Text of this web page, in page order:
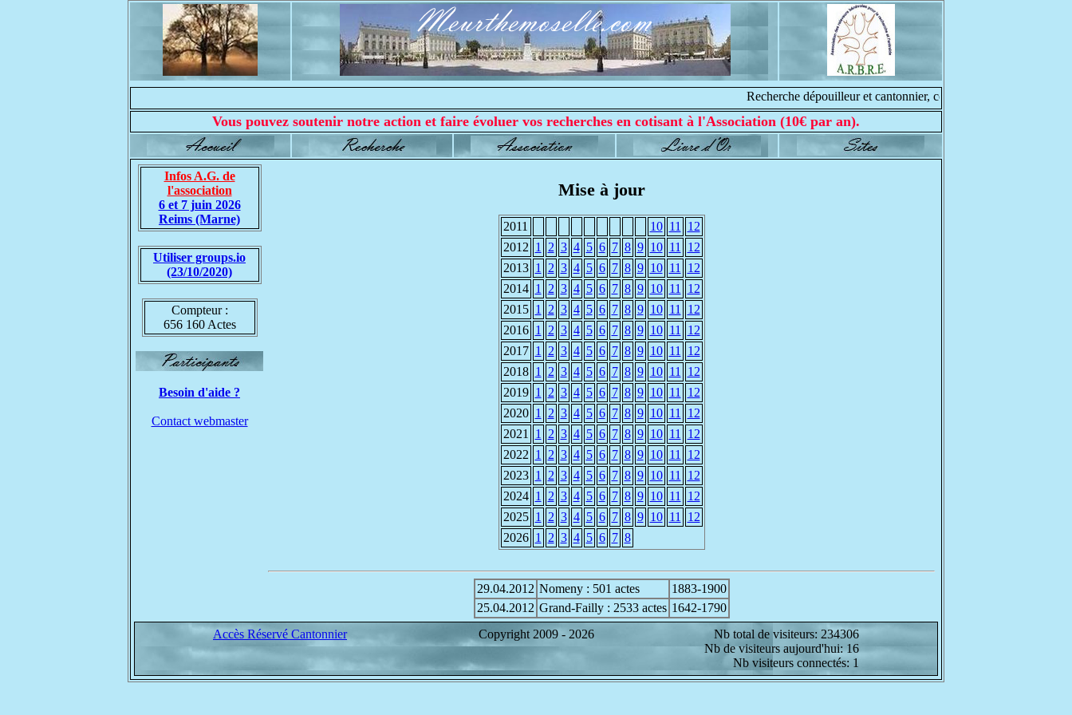
Recherche dépouilleur et cantonnier, contacter nous :
Vous pouvez soutenir notre action et faire évoluer vos recherches en cotisant à l'Association (10€ par an).
Infos A.G. de
l'association
6 et 7 juin 2026
Reims (Marne)
Utiliser groups.io
(23/10/2020)
Compteur :
656 160 Actes
Besoin d'aide ?
Contact webmaster
Mise à jour
2011 10 11
12
2012 1 2 3 4 5 6 7 8 9 10 11
12
2013 1 2 3 4 5 6 7 8 9 10 11
12
2014 1 2 3 4 5 6 7 8 9 10 11
12
2015 1 2 3 4 5 6 7 8 9 10 11
12
2016 1 2 3 4 5 6 7 8 9 10 11
12
2017 1 2 3 4 5 6 7 8 9 10 11
12
2018 1 2 3 4 5 6 7 8 9 10 11
12
2019 1 2 3 4 5 6 7 8 9 10 11
12
2020 1 2 3 4 5 6 7 8 9 10 11
12
2021
1 2 3 4 5 6 7 8 9 10 11
12
2022 1 2 3 4 5 6 7 8 9 10 11
12
2023 1 2 3 4 5 6 7 8 9 10 11
12
2024 1 2 3 4 5 6 7 8 9 10 11
12
2025 1 2 3 4 5 6 7 8 9 10 11
12
2026 1 2 3 4 5 6 7 8
29.04.2012 Nomeny : 501 actes
1883-1900
25.04.2012 Grand-Failly : 2533 actes 1642-1790
Accès Réservé Cantonnier
Copyright 2009 - 2026
Nb total de visiteurs: 234306
Nb de visiteurs aujourd'hui: 16
Nb visiteurs connectés: 1